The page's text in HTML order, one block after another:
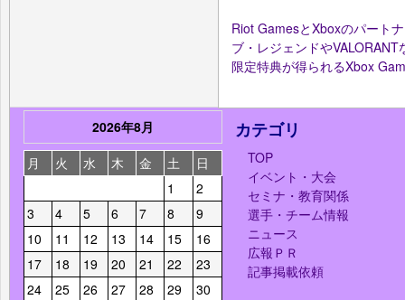
Riot GamesとXboxのパート
ブ・レジェンドや
限定特典が得られるXbox
2026年8月
月
火 水 木 金 土
日
1
2
3
4 5 6 7 8
9
10
11 12 13 14 15
16
17
18 19 20 21 22
23
24
25 26 27 28 29
30
カテゴリ
TOP
イベント・大会
セミナ・教育関係
選手・チーム情報
ニュース
広報ＰＲ
記事掲載依頼